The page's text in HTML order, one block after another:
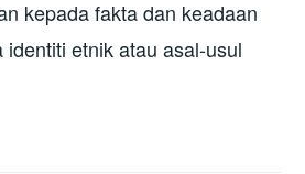
kepada fakta dan keadaan
identiti etnik atau asal-usul